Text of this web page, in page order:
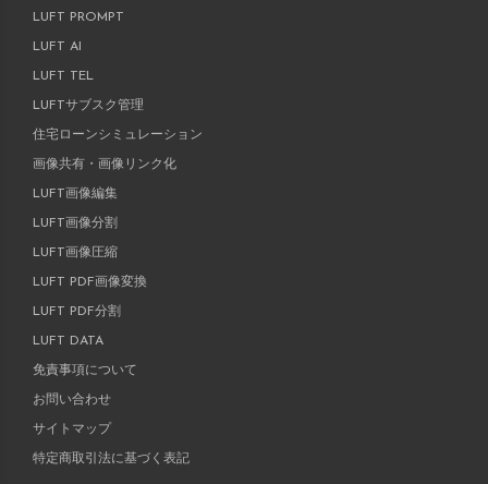
LUFT PROMPT
LUFT AI
LUFT TEL
LUFTサブスク管理
住宅ローンシミュレーション
画像共有・画像リンク化
LUFT画像編集
LUFT画像分割
LUFT画像圧縮
LUFT PDF画像変換
LUFT PDF分割
LUFT DATA
免責事項について
お問い合わせ
サイトマップ
特定商取引法に基づく表記